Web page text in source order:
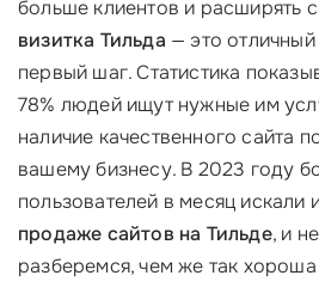
больше клиентов и расширять
визитка Тильда — это
первый шаг. Статистика
78% людей ищут нужные им
наличие качественного сайта
вашему бизнесу. В 2023 году
пользователей в месяц
продаже сайтов на Тильде, и
разберемся, чем же так